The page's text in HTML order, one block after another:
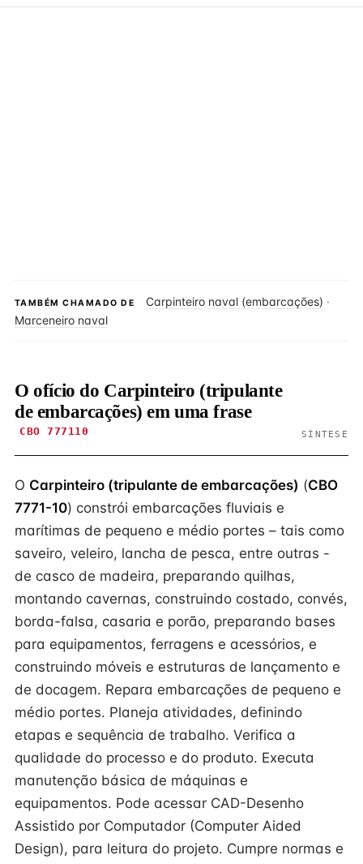
TAMBÉM CHAMADO DE Carpinteiro naval (embarcações) ·
Marceneiro naval
O ofício do Carpinteiro (tripulante
de embarcações) em uma frase
CBO 777110 SÍNTESE
O Carpinteiro (tripulante de embarcações) (CBO
7771-10) constrói embarcações fluviais e
marítimas de pequeno e médio portes – tais como
saveiro, veleiro, lancha de pesca, entre outras -
de casco de madeira, preparando quilhas,
montando cavernas, construindo costado, convés,
borda-falsa, casaria e porão, preparando bases
para equipamentos, ferragens e acessórios, e
construindo móveis e estruturas de lançamento e
de docagem. Repara embarcações de pequeno e
médio portes. Planeja atividades, definindo
etapas e sequência de trabalho. Verifica a
qualidade do processo e do produto. Executa
manutenção básica de máquinas e
equipamentos. Pode acessar CAD-Desenho
Assistido por Computador (Computer Aided
Design), para leitura do projeto. Cumpre normas e